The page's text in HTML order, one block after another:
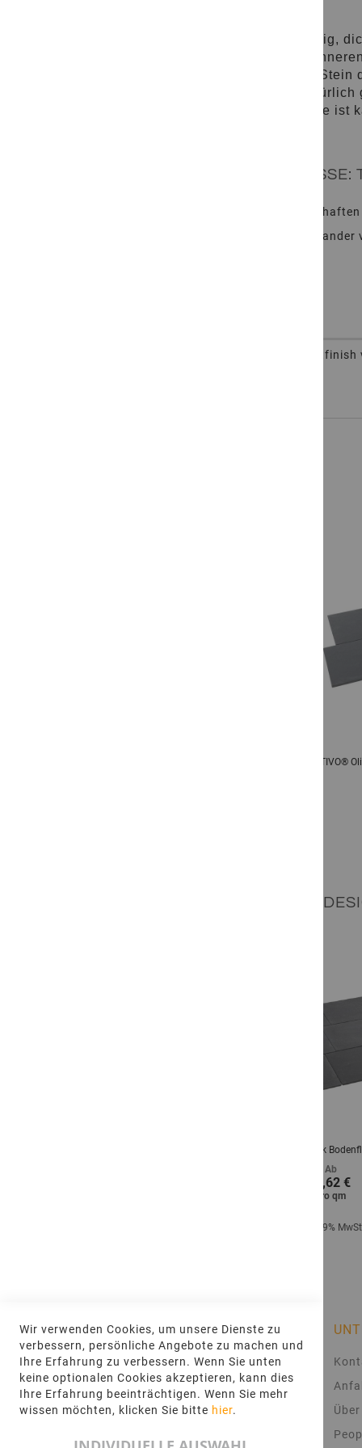
Der Kalkstein TIVO® Olive Black ist feinkörnig,
als bei konventionellen Bodenbelägen in
und Grünflächen. Im Laufe der Zeit wird der
Oberfläche der Struktura-Bodenplatte ist
Platten ihren natürlichen Look. Die Unterseite
DUNKLER KALKSTEIN IN
Hinweise zu Pflege, Einsatz und typischen
Wenn Sie Innen- und Außenbereiche optisch
Oberfläche spaltrau und mit Softfinish
TIVO®
RAUM+: IHR
TIVO® Olive Black
Ab
69,62 €
proqm
Inkl. 19%
INFORMATIONEN
AGB
Impressum
Datenschutz
Wir verwenden Cookies, um unsere Dienste zu
verbessern, persönliche Angebote zu machen und
Ihre Erfahrung zu verbessern. Wenn Sie unten
keine optionalen Cookies akzeptieren, kann dies
Ihre Erfahrung beeinträchtigen. Wenn Sie mehr
wissen möchten, klicken Sie bitte hier.